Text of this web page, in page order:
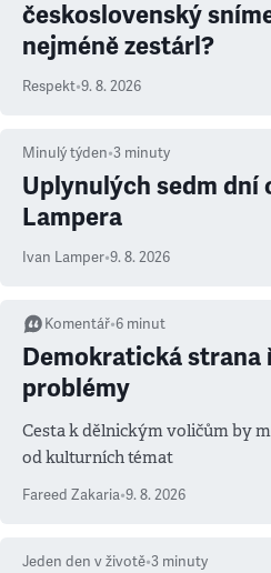
československý
nejméně zestárl?
Respekt•9. 8. 2026
Minulý týden•3 minuty
Uplynulých sedm dní
Lampera
Ivan Lamper•9. 8. 2026
Komentář•6 minut
Demokratická strana
problémy
Cesta k dělnickým voličům by
od kulturních témat
Fareed Zakaria•9. 8. 2026
Jeden den v životě•3 minuty